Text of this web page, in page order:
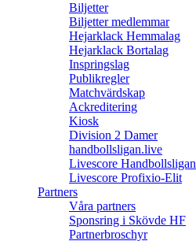
Biljetter
Biljetter medlemmar
Hejarklack Hemmalag
Hejarklack Bortalag
Inspringslag
Publikregler
Matchvärdskap
Ackreditering
Kiosk
Division 2 Damer
handbollsligan.live
Livescore Handbollsligan
Livescore Profixio-Elit
Partners
Våra partners
Sponsring i Skövde HF
Partnerbroschyr